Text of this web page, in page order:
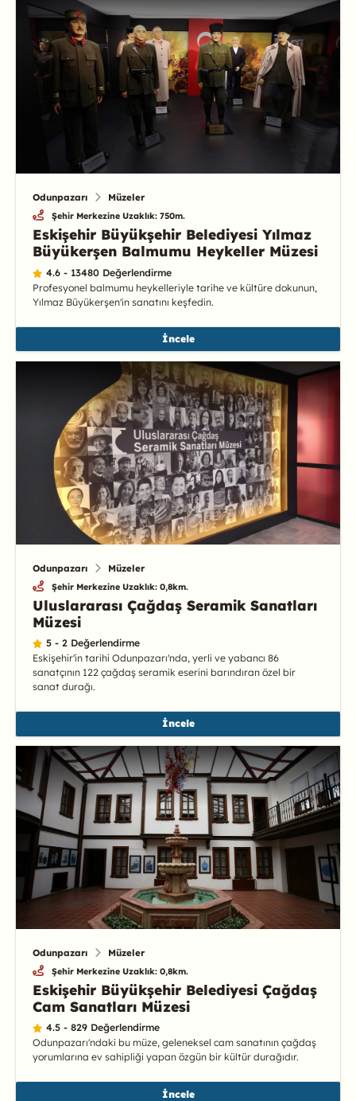
Odunpazarı Müzeler
Şehir Merkezine Uzaklık: 750m.
Eskişehir Büyükşehir Belediyesi Yılmaz
Büyükerşen Balmumu Heykeller Müzesi
4.6 - 13480 Değerlendirme
Profesyonel balmumu heykelleriyle tarihe ve kültüre dokunun,
Yılmaz Büyükerşen'in sanatını keşfedin.
İncele
Odunpazarı Müzeler
Şehir Merkezine Uzaklık: 0,8km.
Uluslararası Çağdaş Seramik Sanatları
Müzesi
5 - 2 Değerlendirme
Eskişehir'in tarihi Odunpazarı'nda, yerli ve yabancı 86
sanatçının 122 çağdaş seramik eserini barındıran özel bir
sanat durağı.
İncele
Odunpazarı Müzeler
Şehir Merkezine Uzaklık: 0,8km.
Eskişehir Büyükşehir Belediyesi Çağdaş
Cam Sanatları Müzesi
4.5 - 829 Değerlendirme
Odunpazarı'ndaki bu müze, geleneksel cam sanatının çağdaş
yorumlarına ev sahipliği yapan özgün bir kültür durağıdır.
İncele